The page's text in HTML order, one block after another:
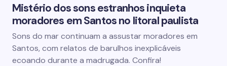
Mistério dos sons estranhos inquieta
moradores em Santos no litoral paulista
Sons do mar continuam a assustar moradores em
Santos, com relatos de barulhos inexplicáveis
ecoando durante a madrugada. Confira!